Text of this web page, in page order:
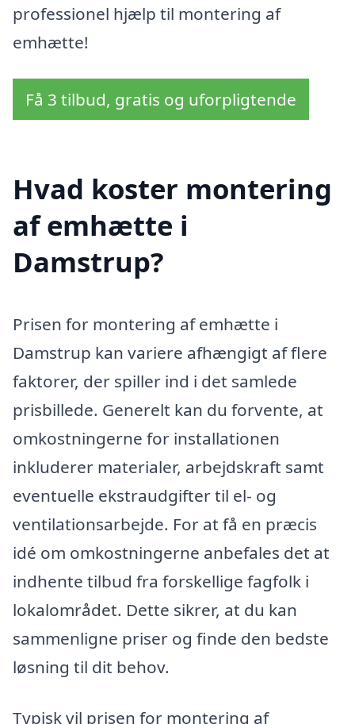
professionel hjælp til montering af
emhætte!
Få 3 tilbud, gratis og uforpligtende
Hvad koster montering
af emhætte i
Damstrup?
Prisen for montering af emhætte i
Damstrup kan variere afhængigt af flere
faktorer, der spiller ind i det samlede
prisbillede. Generelt kan du forvente, at
omkostningerne for installationen
inkluderer materialer, arbejdskraft samt
eventuelle ekstraudgifter til el- og
ventilationsarbejde. For at få en præcis
idé om omkostningerne anbefales det at
indhente tilbud fra forskellige fagfolk i
lokalområdet. Dette sikrer, at du kan
sammenligne priser og finde den bedste
løsning til dit behov.
Typisk vil prisen for montering af